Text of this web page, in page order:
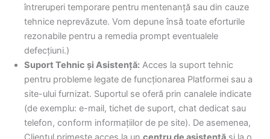
întreruperi temporare pentru mentenanță sau din cauze
tehnice neprevăzute. Vom depune însă toate eforturile
rezonabile pentru a remedia prompt eventualele
defecțiuni.)
Suport Tehnic și Asistență: Acces la suport tehnic
pentru probleme legate de funcționarea Platformei sau a
site-ului furnizat. Suportul se oferă prin canalele indicate
(de exemplu: e-mail, tichet de suport, chat dedicat sau
telefon, conform informațiilor de pe site). De asemenea,